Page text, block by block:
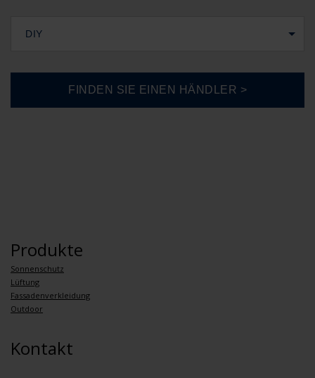
DIY
Produkte
Sonnenschutz
Lüftung
Fassadenverkleidung
Outdoor
Kontakt